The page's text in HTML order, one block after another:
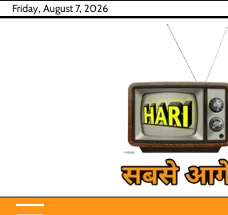
SkipFriday, August 7, 2026